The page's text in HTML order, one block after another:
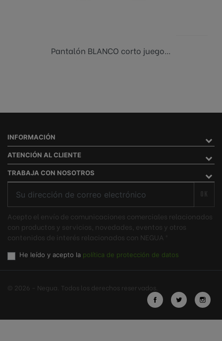
Pantalón BLANCO corto juego...
INFORMACIÓN
ATENCIÓN AL CLIENTE
TRABAJA CON NOSOTROS
Acepto el envío de comunicaciones comerciales relacionados
con productos y servicios, novedades, eventos y otros
contenidos de interés relacionados con NEGUA ®
He leído y acepto la política de protección de datos
© 2026 - Negua. Todos los derechos reservados.